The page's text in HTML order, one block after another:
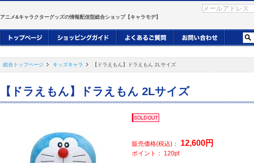
アニメ&キャラクターグッズの情報配信型総合ショップ【キャラモデ】
総合トップページ キッズキャラ 【ドラえもん】ドラえもん 2Lサイズ
【ドラえもん】ドラえもん 2Lサイズ
販売価格(税込)： 12,600円
ポイント： 120pt